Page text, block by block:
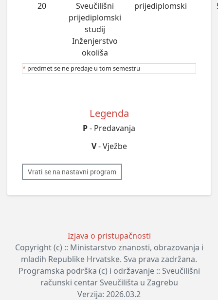
20
Sveučilišni
prijediplomski
studij
Inženjerstvo
okoliša
prijediplomski
* predmet se ne predaje u tom semestru
Legenda
P- Predavanja
V- Vježbe
Vrati se na nastavni program
Izjava o pristupačnosti
Copyright (c) :: Ministarstvo znanosti, obrazovanja i
mladih Republike Hrvatske. Sva prava zadržana.
Programska podrška (c) i održavanje :: Sveučilišni
računski centar Sveučilišta u Zagrebu
Verzija: 2026.03.2